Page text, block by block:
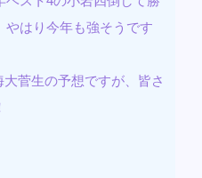
やはり今年も強そうです
菅生の予想ですが、皆さ